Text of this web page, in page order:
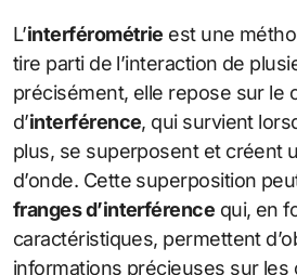
L’interférométrie est une
tire parti de l’interaction de
précisément, elle repose sur le
d’interférence, qui survient
plus, se superposent et créent
d’onde. Cette superposition
franges d’interférence qui, en
caractéristiques, permettent
informations précieuses sur les